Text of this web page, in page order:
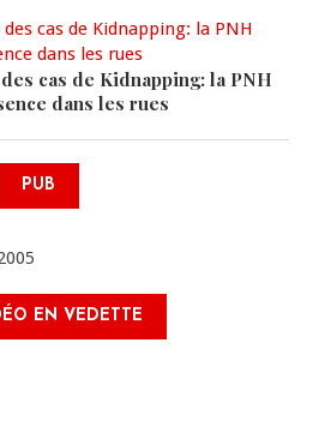
cas de Kidnapping: la PNH
dans les rues
PUB
EN VEDETTE